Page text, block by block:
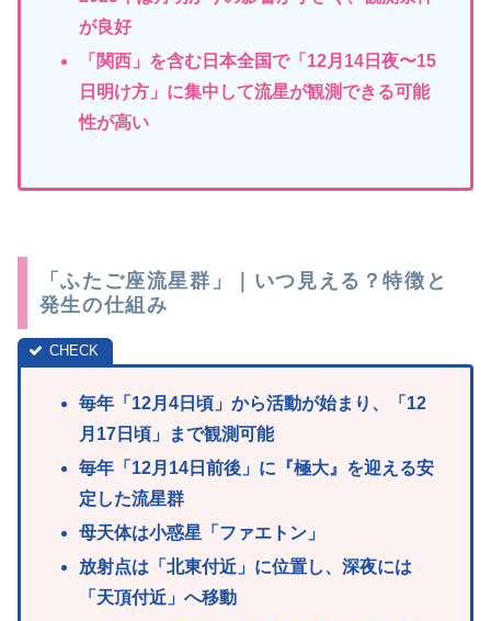
が良好
「関西」を含む日本全国で「12月14日夜〜15
日明け方」に集中して流星が観測できる可能
性が高い
「ふたご座流星群」｜いつ見える？特徴と
発生の仕組み
毎年「12月4日頃」から活動が始まり、「12
月17日頃」まで観測可能
毎年「12月14日前後」に『極大』を迎える安
定した流星群
母天体は小惑星「ファエトン」
放射点は「北東付近」に位置し、深夜には
「天頂付近」へ移動